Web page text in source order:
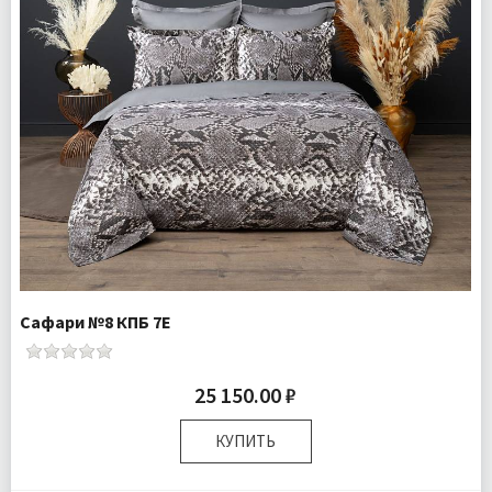
Сафари №8 КПБ 7Е
25 150.00 ₽
КУПИТЬ